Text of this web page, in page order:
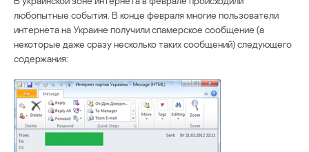
любопытные события. В конце февраля многие пользователи
интернета на Украине получили спамерское сообщение (а
некоторые даже сразу несколько таких сообщений) следующего
содержания: